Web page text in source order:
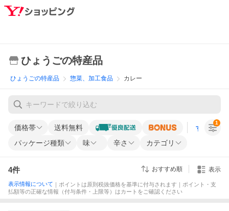
ひょうごの特産品
ひょうごの特産品 惣菜、加工食品 カレー
価格帯 送料無料 すべての条
パッケージ種類 味 辛さ カテゴリ
1
4件 おすすめ順 表示
表示情報について ｜ポイントは原則税抜価格を基準に付与されます｜ポイント・支
払額等の正確な情報（付与条件・上限等）はカートをご確認ください